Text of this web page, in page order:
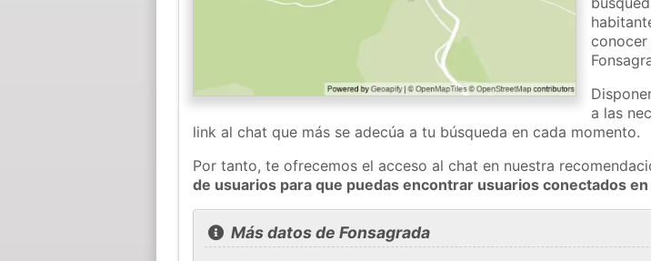
conocer
a las
link al chat que más se adecúa a tu búsqueda en cada momento.
Por tanto, te ofrecemos el acceso al chat en nuestra
de usuarios para que puedas encontrar usuarios conectados
Más datos de Fonsagrada